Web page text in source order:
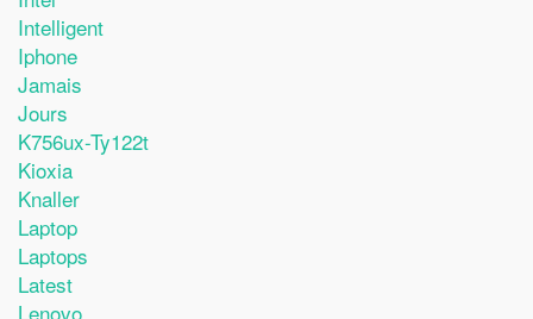
Intelligent
Iphone
Jamais
Jours
K756ux-Ty122t
Kioxia
Knaller
Laptop
Laptops
Latest
Lenovo